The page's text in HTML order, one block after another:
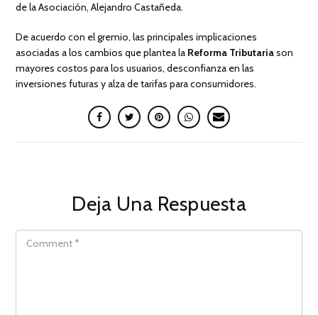
de la Asociación, Alejandro Castañeda.
De acuerdo con el gremio, las principales implicaciones
asociadas a los cambios que plantea la Reforma Tributariason
mayores costos para los usuarios, desconfianza en las
inversiones futuras y alza de tarifas para consumidores.
Deja Una Respuesta
COMMENT